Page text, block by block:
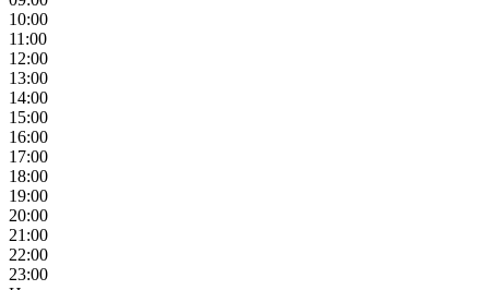
10:00
11:00
12:00
13:00
14:00
15:00
16:00
17:00
18:00
19:00
20:00
21:00
22:00
23:00